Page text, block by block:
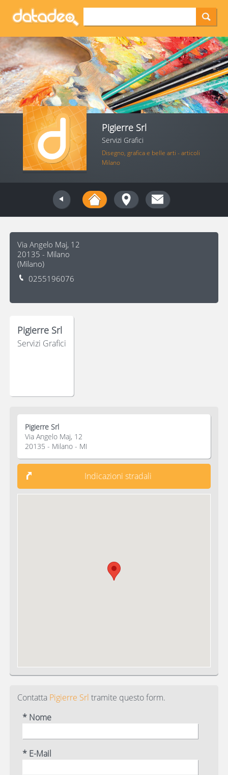
Pigierre Srl
Servizi Grafici
Disegno, grafica e belle arti - articoli
Milano
Via Angelo Maj, 12
20135 - Milano
(Milano)
0255196076
Pigierre Srl
Servizi Grafici
Pigierre Srl
Via Angelo Maj, 12
20135 - Milano - MI
Indicazioni stradali
Contatta Pigierre Srl tramite questo form.
* Nome
* E-Mail